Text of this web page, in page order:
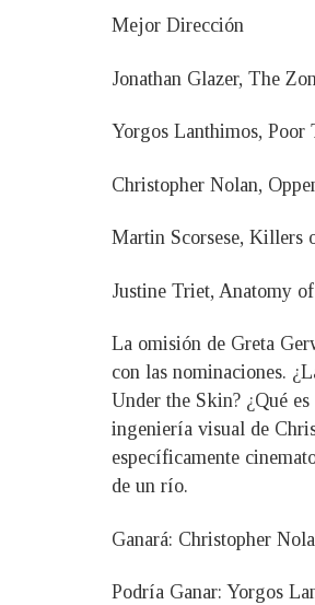
Mejor Dirección
Jonathan Glazer, The
Yorgos Lanthimos, Poor
Christopher Nolan,
Martin Scorsese, Killers
Justine Triet, Anatomy
La omisión de Greta
con las nominaciones.
Under the Skin? ¿Qué
ingeniería visual de
específicamente
de un río.
Ganará: Christopher
Podría Ganar: Yorgos